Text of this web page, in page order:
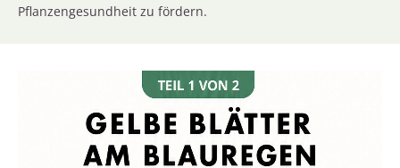
Pflanzengesundheit zu fördern.